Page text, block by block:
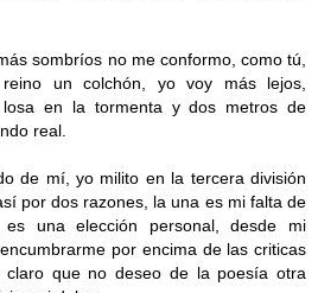
sombríos no me conformo, como tú,
un colchón, yo voy más lejos,
en la tormenta y dos metros de
real.
de mí, yo milito en la tercera división
por dos razones, la una es mi falta de
una elección personal, desde mi
por encima de las criticas
claro que no deseo de la poesía otra